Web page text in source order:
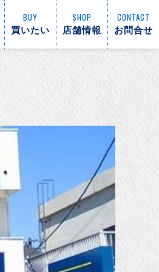
BUY
買いたい
SHOP
店舗情報
CONTACT
お問合せ